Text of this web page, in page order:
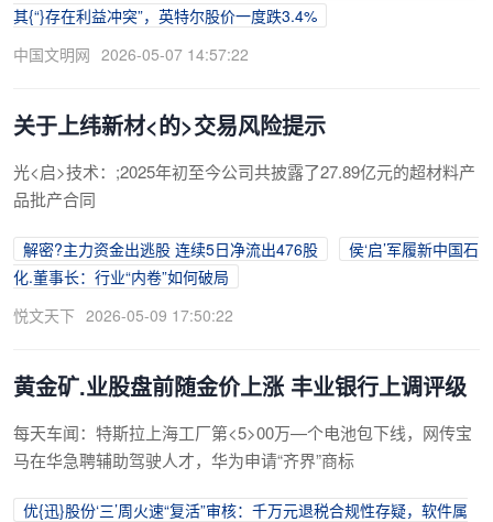
其{“}存在利益冲突”，英特尔股价一度跌3.4%
中国文明网 2026-05-07 14:57:22
关于上纬新材<的>交易风险提示
光<启>技术：;2025年初至今公司共披露了27.89亿元的超材料产
品批产合同
解密?主力资金出逃股 连续5日净流出476股
侯‘启’军履新中国石
化.董事长：行业“内卷”如何破局
悦文天下 2026-05-09 17:50:22
黄金矿.业股盘前随金价上涨 丰业银行上调评级
每天车闻：特斯拉上海工厂第<5>00万—个电池包下线，网传宝
马在华急聘辅助驾驶人才，华为申请“齐界”商标
优{迅}股份‘三’周火速“复活”审核：千万元退税合规性存疑，软件属